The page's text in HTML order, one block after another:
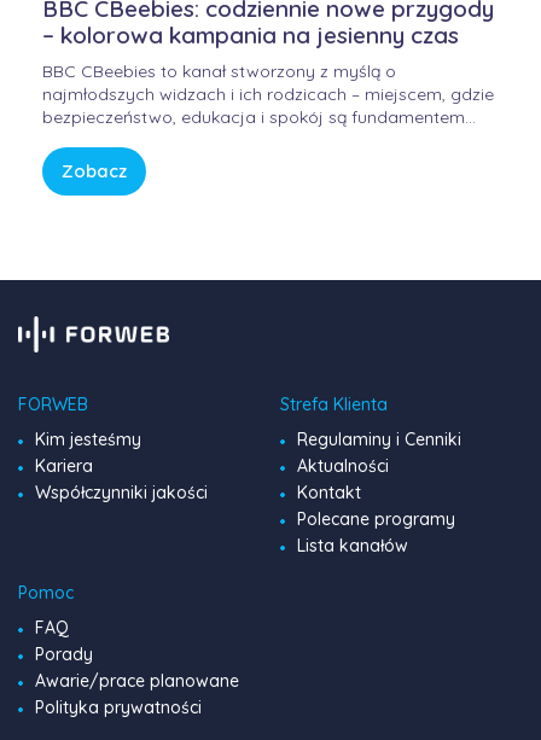
BBC CBeebies: codziennie nowe przygody
– kolorowa kampania na jesienny czas
BBC CBeebies to kanał stworzony z myślą o
najmłodszych widzach i ich rodzicach – miejscem, gdzie
bezpieczeństwo, edukacja i spokój są fundamentem
tempa, CBeebies oferuje przestrzeń, w której dzieci
mogą odkrywać świat w sposób bezpieczny, kreatywny i
Zobacz
FORWEB
Kim jesteśmy
Kariera
Współczynniki jakości
Strefa Klienta
Regulaminy i Cenniki
Aktualności
Kontakt
Polecane programy
Lista kanałów
Pomoc
FAQ
Porady
Awarie/prace planowane
Polityka prywatności